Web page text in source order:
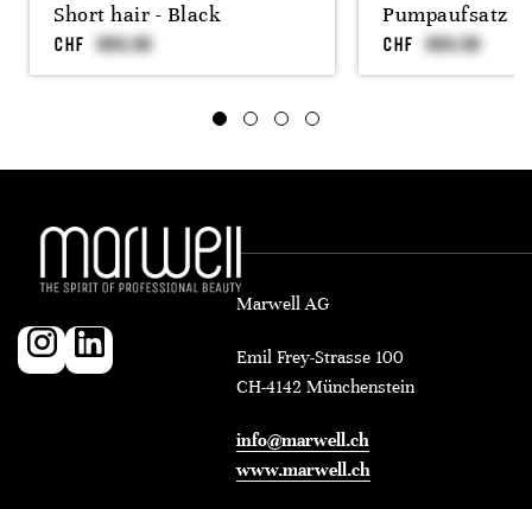
Short hair - Black
CHF
Pumpaufsatz
CHF
Marwell AG
Emil Frey-Strasse 100
CH-4142 Münchenstein
info@marwell.ch
www.marwell.ch